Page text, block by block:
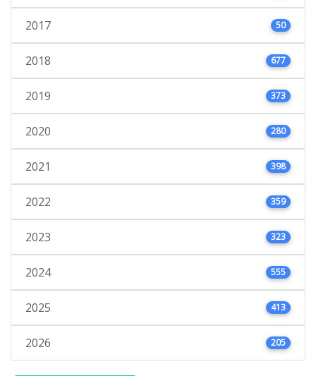
2017 50
2018 677
2019 373
2020 280
2021 398
2022 359
2023 323
2024 555
2025 413
2026 205